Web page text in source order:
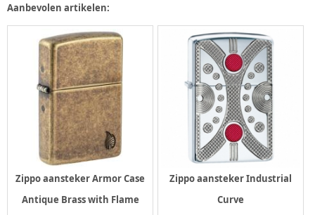
Aanbevolen artikelen:
Zippo aansteker Armor Case
Antique Brass with Flame
Zippo aansteker Industrial
Curve